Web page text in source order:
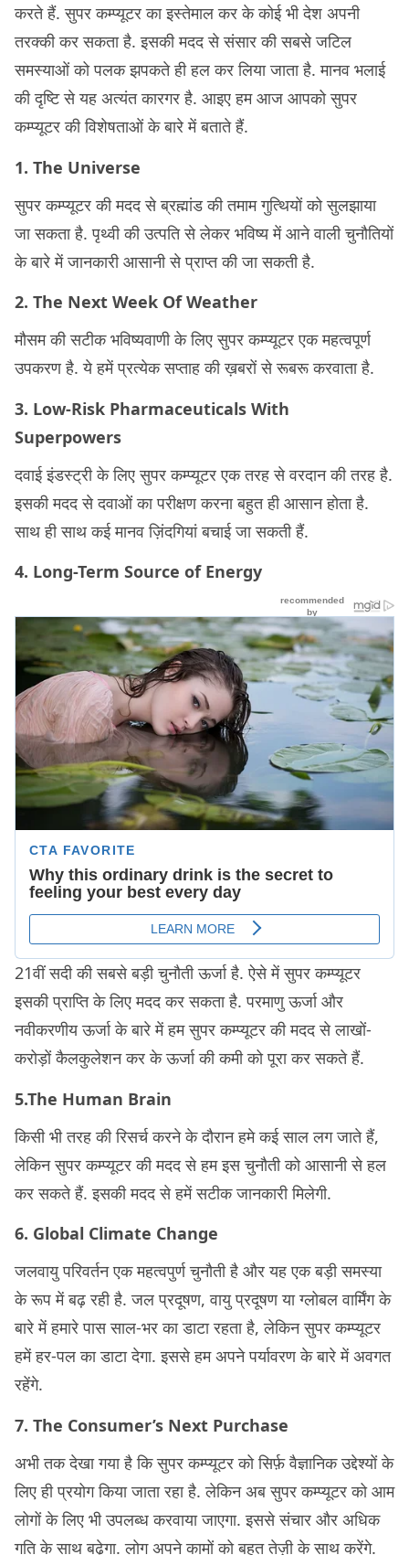
करते हैं. सुपर कम्प्यूटर का इस्तेमाल कर के कोई भी देश अपनी
तरक्की कर सकता है. इसकी मदद से संसार की सबसे जटिल
समस्याओं को पलक झपकते ही हल कर लिया जाता है. मानव भलाई
की दृष्टि से यह अत्यंत कारगर है. आइए हम आज आपको सुपर
कम्प्यूटर की विशेषताओं के बारे में बताते हैं.
1. The Universe
सुपर कम्प्यूटर की मदद से ब्रह्मांड की तमाम गुत्थियों को सुलझाया
जा सकता है. पृथ्वी की उत्पति से लेकर भविष्य में आने वाली चुनौतियों
के बारे में जानकारी आसानी से प्राप्त की जा सकती है.
2. The Next Week Of Weather
मौसम की सटीक भविष्यवाणी के लिए सुपर कम्प्यूटर एक महत्वपूर्ण
उपकरण है. ये हमें प्रत्येक सप्ताह की ख़बरों से रूबरू करवाता है.
3. Low-Risk Pharmaceuticals With
Superpowers
दवाई इंडस्ट्री के लिए सुपर कम्प्यूटर एक तरह से वरदान की तरह है.
इसकी मदद से दवाओं का परीक्षण करना बहुत ही आसान होता है.
साथ ही साथ कई मानव ज़िंदगियां बचाई जा सकती हैं.
4. Long-Term Source of Energy
21वीं सदी की सबसे बड़ी चुनौती ऊर्जा है. ऐसे में सुपर कम्प्यूटर
इसकी प्राप्ति के लिए मदद कर सकता है. परमाणु ऊर्जा और
नवीकरणीय ऊर्जा के बारे में हम सुपर कम्प्यूटर की मदद से लाखों-
करोड़ों कैलकुलेशन कर के ऊर्जा की कमी को पूरा कर सकते हैं.
5.The Human Brain
किसी भी तरह की रिसर्च करने के दौरान हमे कई साल लग जाते हैं,
लेकिन सुपर कम्प्यूटर की मदद से हम इस चुनौती को आसानी से हल
कर सकते हैं. इसकी मदद से हमें सटीक जानकारी मिलेगी.
6. Global Climate Change
जलवायु परिवर्तन एक महत्वपुर्ण चुनौती है और यह एक बड़ी समस्या
के रूप में बढ़ रही है. जल प्रदूषण, वायु प्रदूषण या ग्लोबल वार्मिंग के
बारे में हमारे पास साल-भर का डाटा रहता है, लेकिन सुपर कम्प्यूटर
हमें हर-पल का डाटा देगा. इससे हम अपने पर्यावरण के बारे में अवगत
रहेंगे.
7. The Consumer’s Next Purchase
अभी तक देखा गया है कि सुपर कम्प्यूटर को सिर्फ़ वैज्ञानिक उद्देश्यों के
लिए ही प्रयोग किया जाता रहा है. लेकिन अब सुपर कम्प्यूटर को आम
लोगों के लिए भी उपलब्ध करवाया जाएगा. इससे संचार और अधिक
गति के साथ बढ़ेगा. लोग अपने कामों को बहुत तेज़ी के साथ करेंगे.